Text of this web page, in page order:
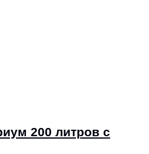
200 литров с